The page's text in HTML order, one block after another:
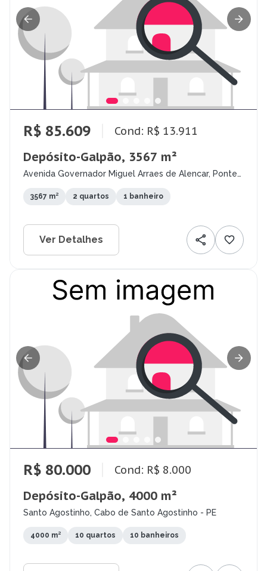
R$ 85.609 Cond: R$ 13.911
Depósito-Galpão, 3567 m²
Avenida Governador Miguel Arraes de Alencar, Ponte
3567 m² 2 quartos 1 banheiro
Ver Detalhes
R$ 80.000 Cond: R$ 8.000
Depósito-Galpão, 4000 m²
Santo Agostinho, Cabo de Santo Agostinho - PE
4000 m² 10 quartos 10 banheiros